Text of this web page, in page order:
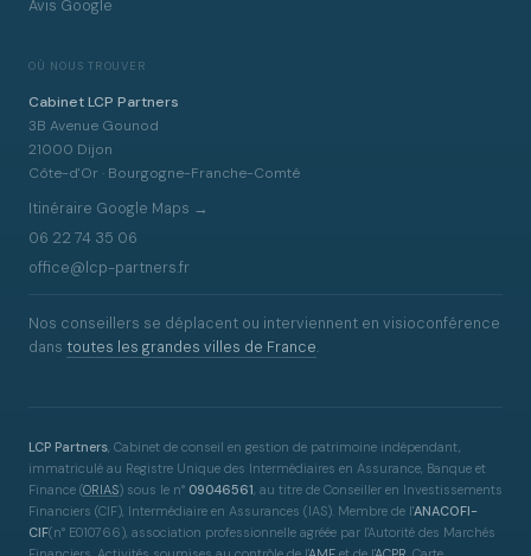
Avis Google
OÙ NOUS TROUVER
Cabinet LCP Partners
3B Avenue Gounod
21000 Dijon
Côte-d'Or · Bourgogne-Franche-Comté
Itinéraire Google Maps →
06 22 74 35 06
office@lcp-partners.fr
Nos conseillers se déplacent ou interviennent en visioconférence
dans toutes les grandes villes de France.
LCP Partners , Cabinet de conseil en gestion de patrimoine indépendant,
immatriculé au Registre Unique des Intermédiaires en Assurance, Banque et
Finance (ORIAS) sous le n° 09046561 , au titre de Conseiller en Investissements
Financiers (CIF), Intermédiaire en Assurances (IAS). Membre de l'ANACOFI-
CIF(n° E010766), association professionnelle agréée par l'Autorité des Marchés